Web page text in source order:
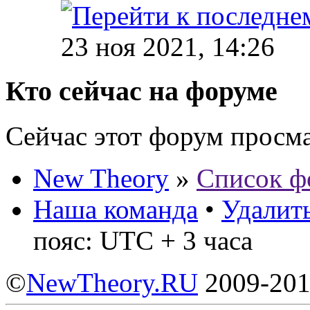
23 ноя 2021, 14:26
Кто сейчас на форуме
Сейчас этот форум
New Theory » Список
Наша команда •
пояс: UTC + 3 часа
©NewTheory.RU 2009-